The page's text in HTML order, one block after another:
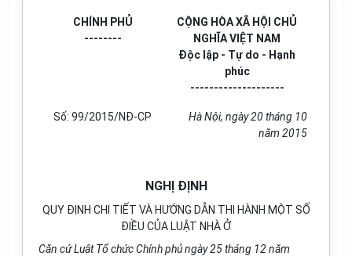
CHÍNH PHỦ
--------
CỘNG HÒA XÃ HỘI CHỦ
NGHĨA VIỆT NAM
Độc lập - Tự do - Hạnh
phúc
--------------------
Số:99/2015/NĐ-CP Hà Nội, ngày20tháng 10
năm 2015
NGHỊ ĐỊNH
QUY ĐỊNH CHI TIẾT VÀ HƯỚNG DẪN THI HÀNH MỘT SỐ
ĐIỀU CỦA LUẬT NHÀ Ở
Căn cứLuật Tổchức Chính phủ ngày 25 tháng 12 năm